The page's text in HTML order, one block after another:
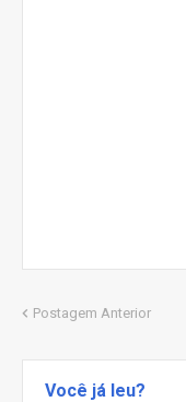
Postagem Anterior
Você já leu?